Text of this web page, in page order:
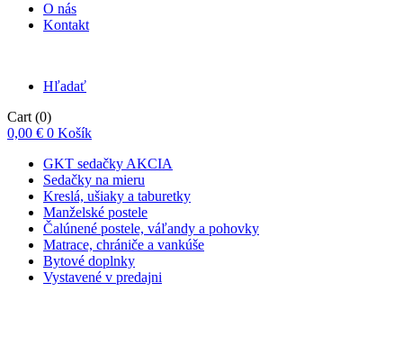
O nás
Kontakt
Hľadať
Cart (0)
0,00 € 0 Košík
GKT sedačky AKCIA
Sedačky na mieru
Kreslá, ušiaky a taburetky
Manželské postele
Čalúnené postele, váľandy a pohovky
Matrace, chrániče a vankúše
Bytové doplnky
Vystavené v predajni